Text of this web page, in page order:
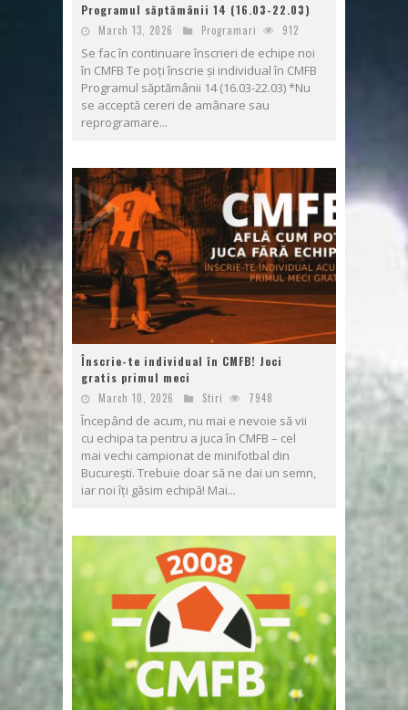
Programul săptămânii 14 (16.03-22.03)
March 13, 2026 Programari 912
Se fac în continuare înscrieri de echipe noi
în CMFB Te poți înscrie și individual în CMFB
Programul săptămânii 14 (16.03-22.03) *Nu
se acceptă cereri de amânare sau
reprogramare...
Înscrie-te individual în CMFB! Joci
gratis primul meci
March 10, 2026 Stiri 7948
Începând de acum, nu mai e nevoie să vii
cu echipa ta pentru a juca în CMFB – cel
mai vechi campionat de minifotbal din
București. Trebuie doar să ne dai un semn,
iar noi îți găsim echipă! Mai...